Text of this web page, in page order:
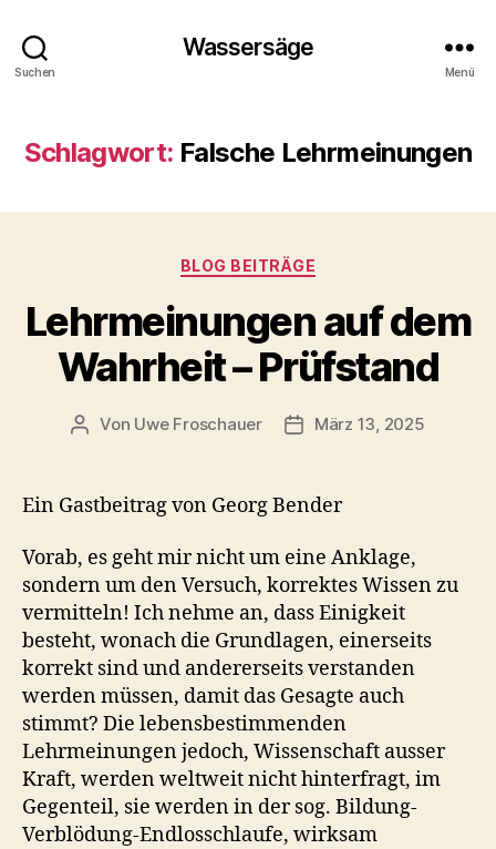
Suchen
Wassersäge
Menü
Schlagwort: Falsche Lehrmeinungen
Kategorien
BLOG BEITRÄGE
Lehrmeinungen auf dem
Wahrheit – Prüfstand
Beitragsautor
Von Uwe Froschauer Beitragsdatum
März 13, 2025
Ein Gastbeitrag von Georg Bender
Vorab, es geht mir nicht um eine Anklage,
sondern um den Versuch, korrektes Wissen zu
vermitteln! Ich nehme an, dass Einigkeit
besteht, wonach die Grundlagen, einerseits
korrekt sind und andererseits verstanden
werden müssen, damit das Gesagte auch
stimmt? Die lebensbestimmenden
Lehrmeinungen jedoch, Wissenschaft ausser
Kraft, werden weltweit nicht hinterfragt, im
Gegenteil, sie werden in der sog. Bildung-
Verblödung-Endlosschlaufe, wirksam